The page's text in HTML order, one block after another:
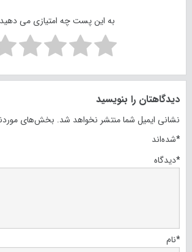
به این پست چه امتیازی می
دیدگاهتان را بنویسید
نشانی ایمیل شما منتشر نخواهد شد. بخش‌های
شده‌اند*
دیدگاه*
نام*